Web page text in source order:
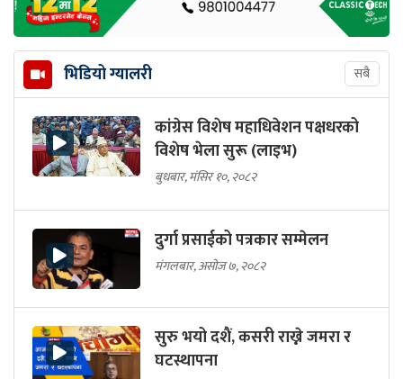
भिडियो ग्यालरी सबै
कांग्रेस विशेष महाधिवेशन पक्षधरको
विशेष भेला सुरू (लाइभ)
बुधबार, मंसिर १०, २०८२
दुर्गा प्रसाईको पत्रकार सम्मेलन
मंगलबार, असोज ७, २०८२
सुरु भयो दशैं, कसरी राख्ने जमरा र
घटस्थापना